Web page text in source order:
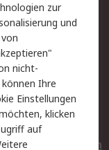
Batterien
zur
und
nicht-
Ihre
Einstellungen
klicken
auf